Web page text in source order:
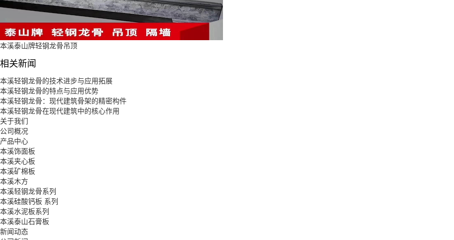
本溪泰山牌轻钢龙骨吊顶
相关新闻
本溪轻钢龙骨的技术进步与应用拓展
本溪轻钢龙骨的特点与应用优势
本溪轻钢龙骨：现代建筑骨架的精密构件
本溪轻钢龙骨在现代建筑中的核心作用
关于我们
公司概况
产品中心
本溪饰面板
本溪夹心板
本溪矿棉板
本溪木方
本溪轻钢龙骨系列
本溪硅酸钙板 系列
本溪水泥板系列
本溪泰山石膏板
新闻动态